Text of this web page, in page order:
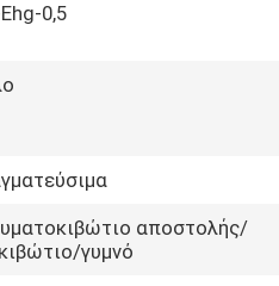
0,5
αποστολής/
γυμνό